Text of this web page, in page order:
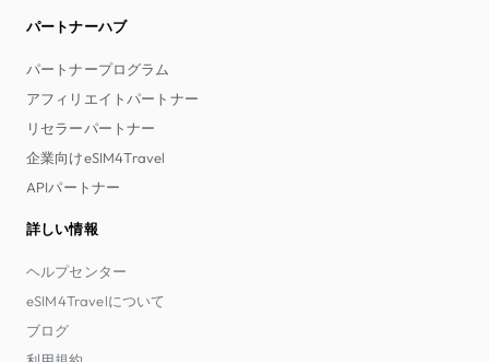
パートナーハブ
パートナープログラム
アフィリエイトパートナー
リセラーパートナー
企業向けeSIM4Travel
APIパートナー
詳しい情報
ヘルプセンター
eSIM4Travelについて
ブログ